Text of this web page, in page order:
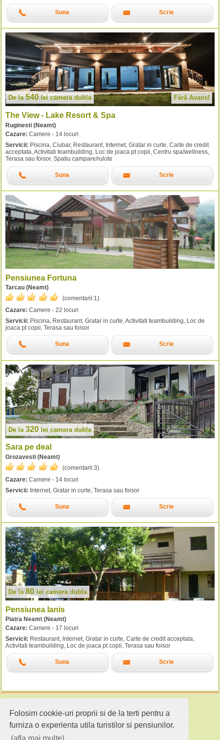
Folosim cookie-uri proprii si de la terti pentru a
furniza o experienta utila turistilor si pensiunilor.
Suna Scrie
De la540leicamera dubla Fără Avans!
The View - Lake Resort & Spa
Ruginesti (Neamt)
Cazare: Camere - 14 locuri
Servicii: Piscina, Ciubar, Restaurant, Internet, Gratar in curte, Carte de credit
acceptata, Activitati teambuilding, Loc de joaca pt copii, Centru spa/wellness,
Terasa sau foisor, Spatiu campare/rulote
Suna Scrie
Pensiunea Fortuna
Tarcau (Neamt)
(comentarii:1).
Cazare: Camere - 22 locuri
Servicii: Piscina, Restaurant, Gratar in curte, Activitati teambuilding, Loc de
joaca pt copii, Terasa sau foisor
Suna Scrie
De la 320 lei camera dubla
Sara pe deal
Grozavesti (Neamt)
(comentarii:3).
Cazare: Camere - 14 locuri
Servicii: Internet, Gratar in curte, Terasa sau foisor
Suna Scrie
De la 80 lei camera dubla
Pensiunea Ianis
Piatra Neamt (Neamt)
Cazare: Camere - 17 locuri
Servicii: Restaurant, Internet, Gratar in curte, Carte de credit acceptata,
Activitati teambuilding, Loc de joaca pt copii, Terasa sau foisor
Suna Scrie
Cauta pensiuni